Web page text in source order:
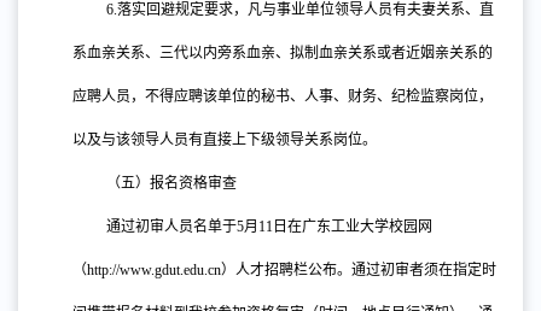
6.落实回避规定要求，凡与事业单位领导人员有夫妻关系、直
系血亲关系、三代以内旁系血亲、拟制血亲关系或者近姻亲关系的
应聘人员，不得应聘该单位的秘书、人事、财务、纪检监察岗位，
以及与该领导人员有直接上下级领导关系岗位。
（五）报名资格审查
通过初审人员名单于5月11日在广东工业大学校园网
（http://www.gdut.edu.cn）人才招聘栏公布。通过初审者须在指定时